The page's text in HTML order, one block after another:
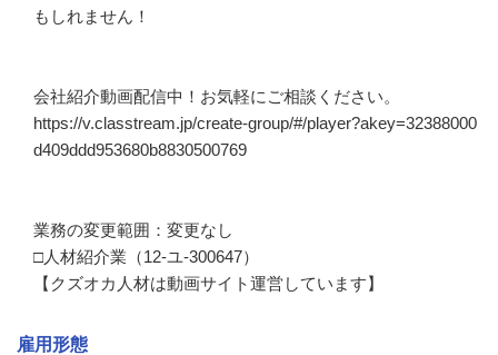
もしれません！
会社紹介動画配信中！お気軽にご相談ください。
https://v.classtream.jp/create-group/#/player?akey=32388000
d409ddd953680b8830500769
業務の変更範囲：変更なし
□人材紹介業（12-ユ-300647）
【クズオカ人材は動画サイト運営しています】
雇用形態